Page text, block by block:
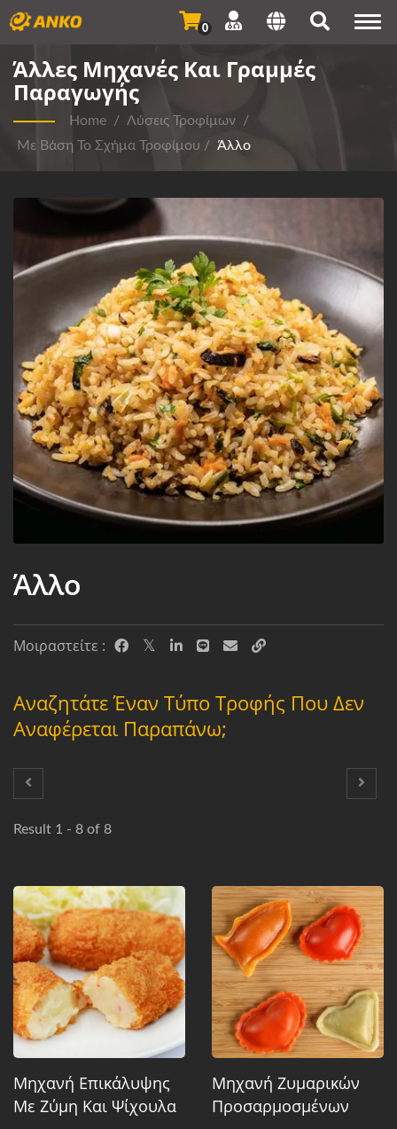
0
Άλλες Μηχανές Και Γραμμές
Παραγωγής
Home / Λύσεις Τροφίμων /
Με Βάση Το Σχήμα Τροφίμου / Άλλο
Άλλο
Μοιραστείτε :
Αναζητάτε Έναν Τύπο Τροφής Που Δεν
Αναφέρεται Παραπάνω;
Result 1 - 8 of 8
Μηχανή Επικάλυψης
Με Ζύμη Και Ψίχουλα
Μηχανή Ζυμαρικών
Προσαρμοσμένων